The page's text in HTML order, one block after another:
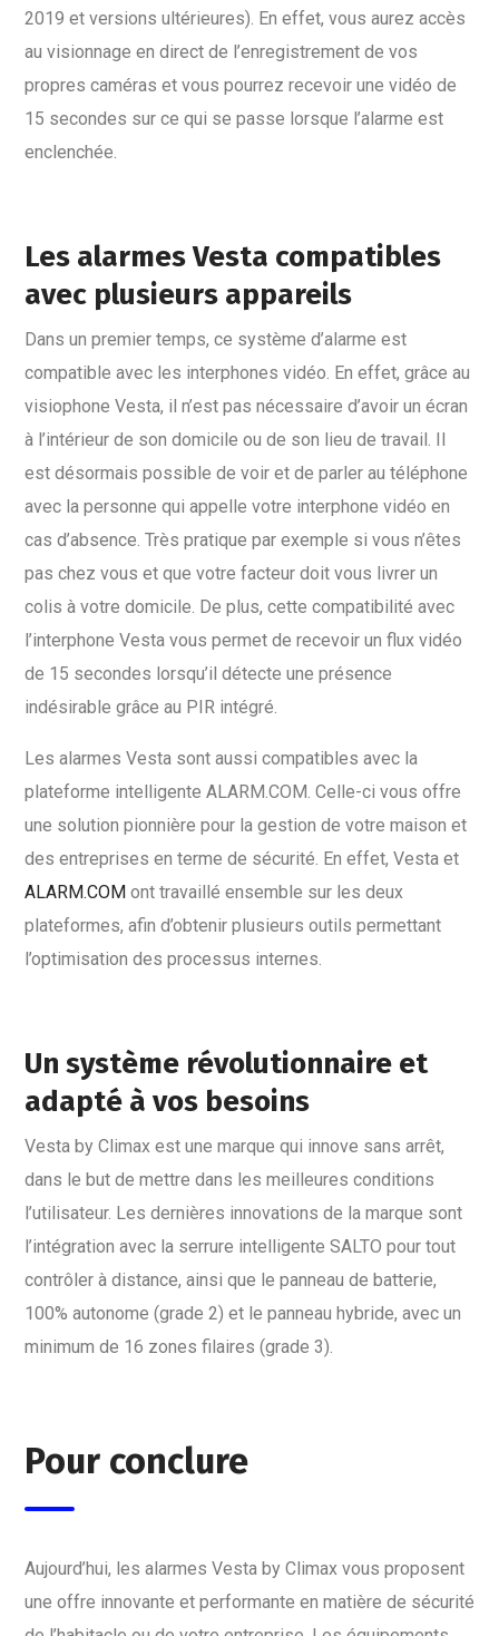
2019 et versions ultérieures). En effet, vous aurez accès
au visionnage en direct de l’enregistrement de vos
propres caméras et vous pourrez recevoir une vidéo de
15 secondes sur ce qui se passe lorsque l’alarme est
enclenchée.
Les alarmes Vesta compatibles
avec plusieurs appareils
Dans un premier temps, ce système d’alarme est
compatible avec les interphones vidéo. En effet, grâce au
visiophone Vesta, il n’est pas nécessaire d’avoir un écran
à l’intérieur de son domicile ou de son lieu de travail. Il
est désormais possible de voir et de parler au téléphone
avec la personne qui appelle votre interphone vidéo en
cas d’absence. Très pratique par exemple si vous n’êtes
pas chez vous et que votre facteur doit vous livrer un
colis à votre domicile. De plus, cette compatibilité avec
l’interphone Vesta vous permet de recevoir un flux vidéo
de 15 secondes lorsqu’il détecte une présence
indésirable grâce au PIR intégré.
Les alarmes Vesta sont aussi compatibles avec la
plateforme intelligente ALARM.COM. Celle-ci vous offre
une solution pionnière pour la gestion de votre maison et
des entreprises en terme de sécurité. En effet, Vesta et
ALARM.COM ont travaillé ensemble sur les deux
plateformes, afin d’obtenir plusieurs outils permettant
l’optimisation des processus internes.
Un système révolutionnaire et
adapté à vos besoins
Vesta by Climax est une marque qui innove sans arrêt,
dans le but de mettre dans les meilleures conditions
l’utilisateur. Les dernières innovations de la marque sont
l’intégration avec la serrure intelligente SALTO pour tout
contrôler à distance, ainsi que le panneau de batterie,
100% autonome (grade 2) et le panneau hybride, avec un
minimum de 16 zones filaires (grade 3).
Pour conclure
Aujourd’hui, les alarmes Vesta by Climax vous proposent
une offre innovante et performante en matière de sécurité